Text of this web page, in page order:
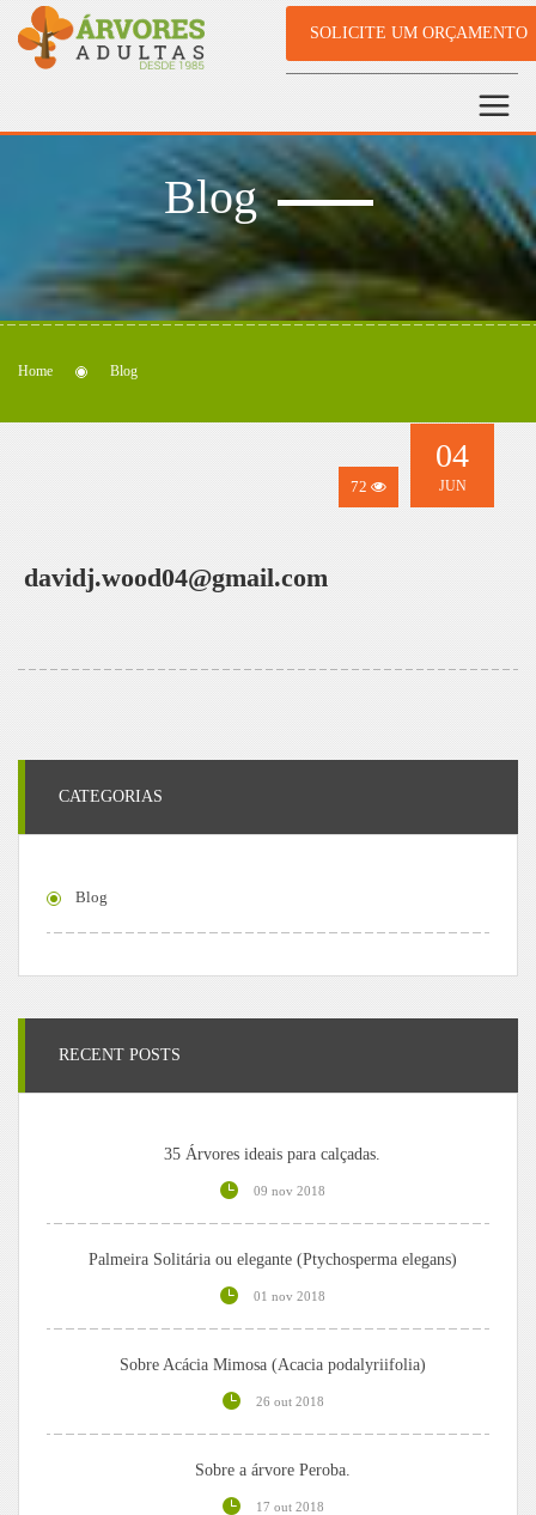
SOLICITE UM ORÇAMENTO
Blog
Home Blog
72
04
JUN
davidj.wood04@gmail.com
CATEGORIAS
Blog
RECENT POSTS
35 Árvores ideais para calçadas.
09 nov 2018
Palmeira Solitária ou elegante (Ptychosperma elegans)
01 nov 2018
Sobre Acácia Mimosa (Acacia podalyriifolia)
26 out 2018
Sobre a árvore Peroba.
17 out 2018